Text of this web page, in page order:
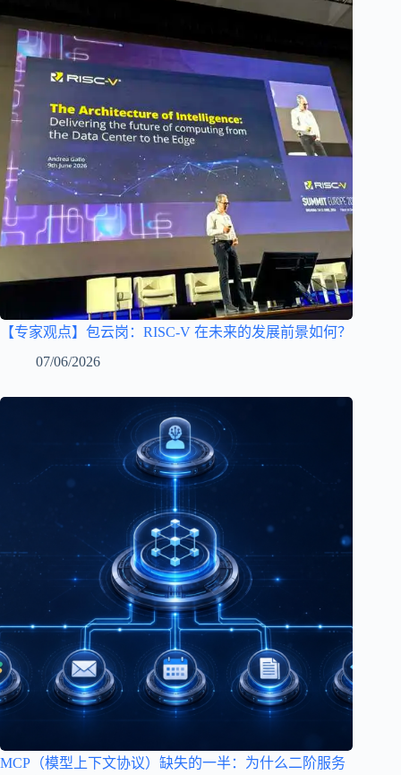
【专家观点】包云岗：RISC-V 在未来的发展前景如何？
07/06/2026
MCP（模型上下文协议）缺失的一半：为什么二阶服务